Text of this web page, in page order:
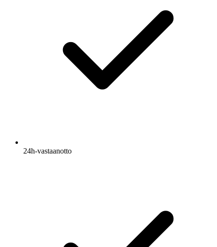
24h-vastaanotto